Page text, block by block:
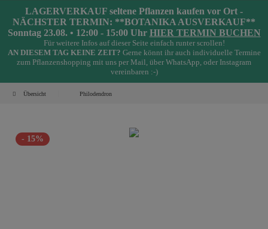
LAGERVERKAUF seltene Pflanzen kaufen vor Ort -
NÄCHSTER TERMIN: **BOTANIKA AUSVERKAUF**
Sonntag 23.08. • 12:00 - 15:00 Uhr HIER TERMIN BUCHEN
Für weitere Infos auf dieser Seite einfach runter scrollen!
AN DIESEM TAG KEINE ZEIT? Gerne könnt ihr auch individuelle Termine
zum Pflanzenshopping mit uns per Mail, über WhatsApp, oder Instagram
vereinbaren :-)
Übersicht Philodendron
- 15%